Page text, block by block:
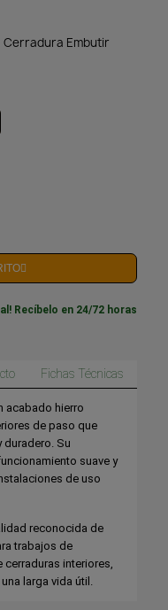
Cerradura Embutir
Recíbelo en 24/72 horas
Fichas Técnicas
acabado hierro
de paso que
duradero. Su
suave y
de uso
reconocida de
trabajos de
interiores,
larga vida útil.